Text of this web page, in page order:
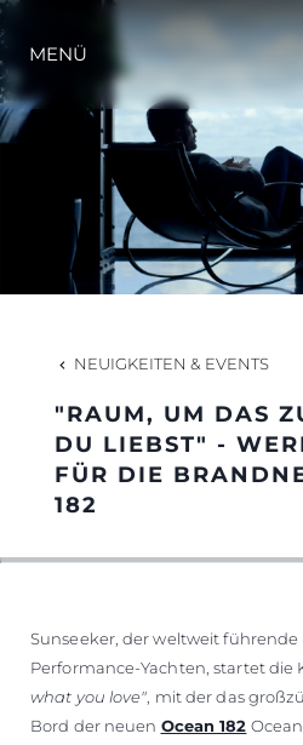
DIE
DAS
MENÜ
NEUIGKEITEN & EVENTS
"RAUM, UM DAS
DU LIEBST" -
FÜR DIE
182
Sunseeker, der weltweit führende
Performance-Yachten, startet die
what you love" , mit der das
Bord der neuen Ocean 182